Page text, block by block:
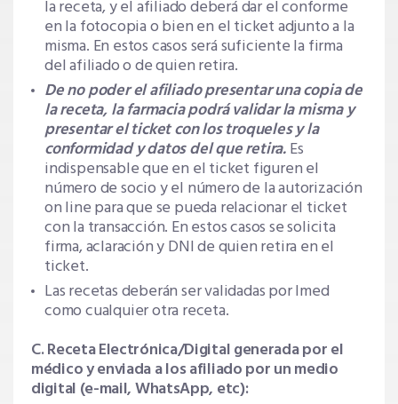
la receta, y el afiliado deberá dar el conforme
en la fotocopia o bien en el ticket adjunto a la
misma. En estos casos será suficiente la firma
del afiliado o de quien retira.
De no poder el afiliado presentar una copia de
la receta, la farmacia podrá validar la misma y
presentar el ticket con los troqueles y la
conformidad y datos del que retira.Es
indispensable que en el ticket figuren el
número de socio y el número de la autorización
on line para que se pueda relacionar el ticket
con la transacción. En estos casos se solicita
firma, aclaración y DNI de quien retira en el
ticket.
Las recetas deberán ser validadas por Imed
como cualquier otra receta.
C. Receta Electrónica/Digital generada por el
médico y enviada a los afiliado por un medio
digital (e-mail, WhatsApp, etc):